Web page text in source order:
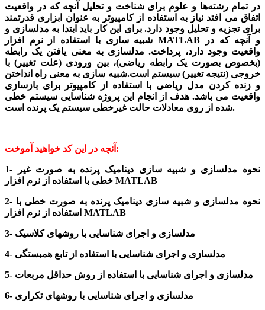
در تمام رشته‌ها و علوم برای شناخت و تحلیل آنچه که در واقعیت
اتفاق می افتد نیاز به استفاده از کامپیوتر به عنوان ابزاری قدرتمند
برای تجزیه و تحلیل وجود دارد. برای این کار باید ابتدا به مدلسازی و
شبیه سازی با استفاده از نرم افزار MATLAB و آنچه که در
واقعیت وجود دارد، پرداخت. مدلسازی به معنی یافتن یک رابطه
(بخصوص بصورت یک رابطه ریاضی)، بین ورودی (علت تغییر) با
خروجی (نتیجه تغییر) سیستم است.شبیه سازی به معنی راه انداختن
و زنده کردن مدل ریاضی با استفاده از کامپیوتر برای بازسازی
واقعیت می باشد. هدف از انجام این پروژه شناسایی سیستم خطی
شده از روی معادلات حالت غیرخطی سیستم یک پرنده است.
آنچه در این کد خواهید آموخت:
1- نحوه مدلسازی و شبیه سازی دینامیک پرنده به صورت غیر
خطی با استفاده از نرم افزار MATLAB
2- نحوه مدلسازی و شبیه سازی دینامیکپرندهبه صورت خطی با
استفاده از نرم افزار MATLAB
3- مدلسازی و اجرای شناسایی با روشهای کلاسیک
4- مدلسازی و اجرای شناسایی با استفاده از تابع همبستگی
5- مدلسازی و اجرای شناسایی با استفاده از روش حداقل مربعات
6- مدلسازی و اجرای شناسایی با روشهای تکراری